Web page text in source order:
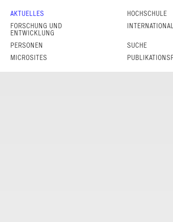
AKTUELLES HOCHSCHULE
FORSCHUNG UND
ENTWICKLUNG
PERSONEN SUCHE
MICROSITES